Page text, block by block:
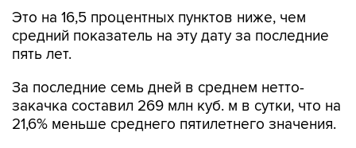
Это на 16,5 процентных пунктов ниже, чем
средний показатель на эту дату за последние
пять лет.
За последние семь дней в среднем нетто-
закачка составил 269 млн куб. м в сутки, что на
21,6% меньше среднего пятилетнего значения.